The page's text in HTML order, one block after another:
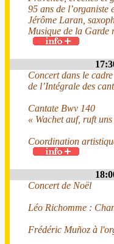
95 ans de
Jérôme Laran,
Musique de la
Concert dans le cadre
de l’Intégrale des
Cantate Bwv 140
« Wachet auf, ruft
Coordination
Concert de Noël
Léo Richomme :
Frédéric Muñoz à